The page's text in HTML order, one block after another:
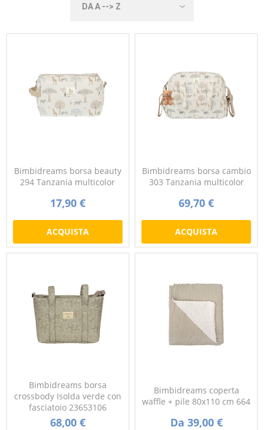
Bimbidreams borsa beauty
294 Tanzania multicolor
17,90 €
ACQUISTA
Bimbidreams borsa cambio
303 Tanzania multicolor
69,70 €
ACQUISTA
Bimbidreams borsa
crossbody Isolda verde con
fasciatoio 23653106
68,00 €
Bimbidreams coperta
waffle + pile 80x110 cm 664
Da 39,00 €